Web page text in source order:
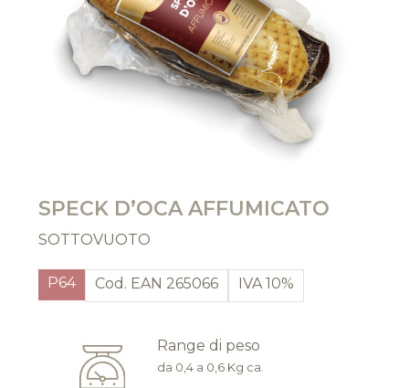
SPECK D’OCA AFFUMICATO
SOTTOVUOTO
P64 Cod. EAN 265066 IVA 10%
Range di peso
da 0,4 a 0,6 Kg ca.